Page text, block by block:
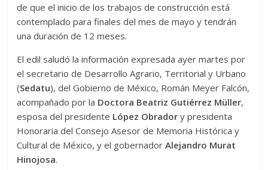
de que el inicio de los trabajos de construcción está
contemplado para finales del mes de mayo y tendrán
una duración de 12 meses.
El edil saludó la información expresada ayer martes por
el secretario de Desarrollo Agrario, Territorial y Urbano
(Sedatu), del Gobierno de México, Román Meyer Falcón,
acompañado por la Doctora Beatriz Gutiérrez Müller,
esposa del presidente López Obradory presidenta
Honoraria del Consejo Asesor de Memoria Histórica y
Cultural de México, y el gobernador Alejandro Murat
Hinojosa.